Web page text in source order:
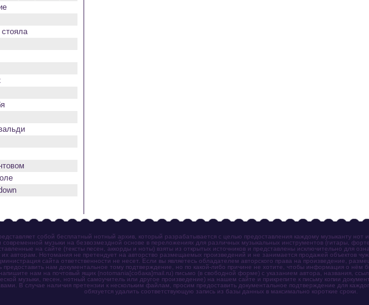
собой бесплатный нотный архив, который разрабатывается с целью предоставления каждому музыканту нот
современной музыки на безвозмездной основе в переложениях для различных музыкальных инструментов (гитары,
на сайте (тексты песен, аккорды и ноты) взяты из открытых источников и представлены исключительно для
авторам. Нотомания не претендует на авторство размещаемых произведений и не занимается продажей объектов
сайта ответственности не несет. Если вы являетесь обладателем авторского права на произведение,
предоставить нам документальное тому подтверждение, но по какой-либо причине не хотите, чтобы информация о нём
нам на почтовый ящик (notomania[собака]mail.ru) письмо (в свободной форме) с указанием автора, названия,
музыки, песен, нотный самоучитель или другое произведение) на нашем сайте и прикрепите к письму копии
В случае наличия претензии к нескольким файлам, просим предоставить документальное подтверждение для
обязуется удалить соответствующую запись из базы данных в максимально короткие сроки.